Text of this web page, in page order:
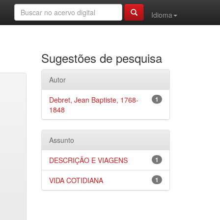
Idioma
Sugestões de pesquisa
Autor
1
Debret, Jean Baptiste, 1768-
1848
Assunto
1
DESCRIÇÃO E VIAGENS
1
VIDA COTIDIANA